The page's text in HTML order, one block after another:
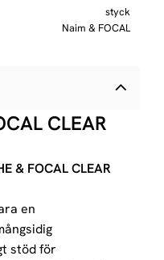
styck
Naim & FOCAL
CLEAR
& FOCALCLEAR
en
stöd för